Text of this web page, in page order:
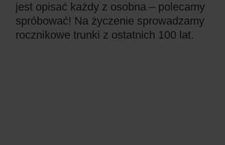
jest opisać każdy z osobna – polecamy
spróbować! Na życzenie sprowadzamy
rocznikowe trunki z ostatnich 100 lat.